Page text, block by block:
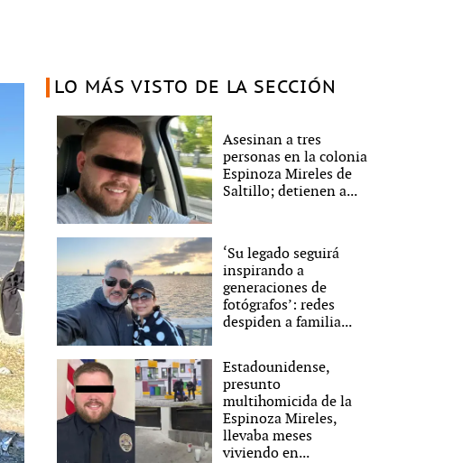
LO MÁS VISTO DE LA SECCIÓN
Asesinan a tres
personas en la colonia
Espinoza Mireles de
Saltillo; detienen a...
‘Su legado seguirá
inspirando a
generaciones de
fotógrafos’: redes
despiden a familia...
Estadounidense,
presunto
multihomicida de la
Espinoza Mireles,
llevaba meses
viviendo en...